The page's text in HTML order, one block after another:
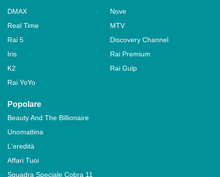
DMAX
Nove
Real Time
MTV
Rai 5
Discovery Channel
Iris
Rai Premium
K2
Rai Gulp
Rai YoYo
Popolare
Beauty And The Billionaire
Unomattina
L'eredità
Affari Tuoi
Squadra Speciale Cobra 11